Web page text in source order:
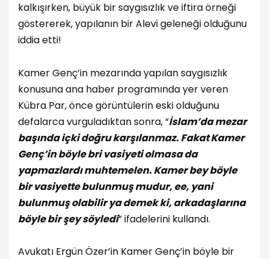
kalkışırken, büyük bir saygısızlık ve iftira örneği
göstererek, yapılanın bir Alevi geleneği olduğunu
iddia etti!
Kamer Genç’in mezarında yapılan saygısızlık
konusuna ana haber programında yer veren
Kübra Par, önce görüntülerin eski olduğunu
defalarca vurguladıktan sonra, “İslam’da mezar
başında içki doğru karşılanmaz. Fakat Kamer
Genç’in böyle bri vasiyeti olmasa da
yapmazlardı muhtemelen. Kamer bey böyle
bir vasiyette bulunmuş mudur, ee, yani
bulunmuş olabilir ya demek ki, arkadaşlarına
böyle bir şey söyledi” ifadelerini kullandı.
Avukatı Ergün Özer’in Kamer Genç’in böyle bir